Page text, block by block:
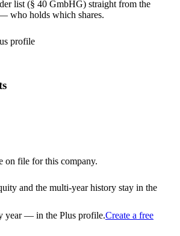
list (§ 40 GmbHG) straight from the
who holds which shares.
profile
on file for this company.
and the multi-year history stay in the
year — in the Plus profile.Create a free